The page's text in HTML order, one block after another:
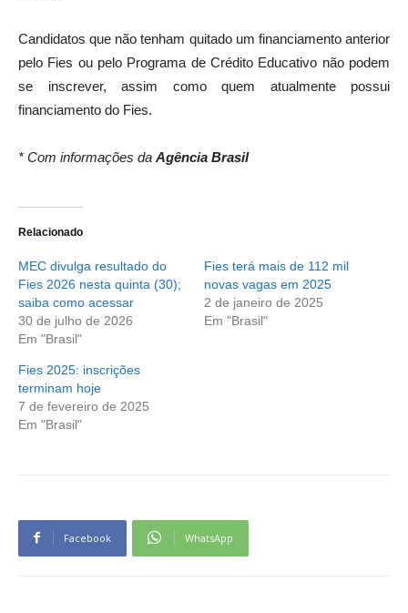
Candidatos que não tenham quitado um financiamento anterior
pelo Fies ou pelo Programa de Crédito Educativo não podem
se inscrever, assim como quem atualmente possui
financiamento do Fies.
* Com informações da Agência Brasil
Relacionado
MEC divulga resultado do
Fies 2026 nesta quinta (30);
saiba como acessar
30 de julho de 2026
Em "Brasil"
Fies terá mais de 112 mil
novas vagas em 2025
2 de janeiro de 2025
Em "Brasil"
Fies 2025: inscrições
terminam hoje
7 de fevereiro de 2025
Em "Brasil"
Facebook WhatsApp